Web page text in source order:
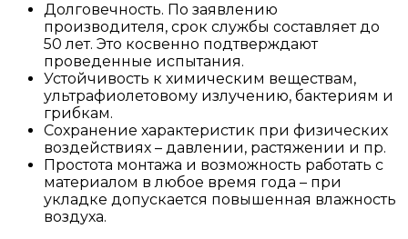
Долговечность. По заявлению
производителя, срок службы составляет до
50 лет. Это косвенно подтверждают
проведенные испытания.
Устойчивость к химическим веществам,
ультрафиолетовому излучению, бактериям и
грибкам.
Сохранение характеристик при физических
воздействиях – давлении, растяжении и пр.
Простота монтажа и возможность работать с
материалом в любое время года – при
укладке допускается повышенная влажность
воздуха.